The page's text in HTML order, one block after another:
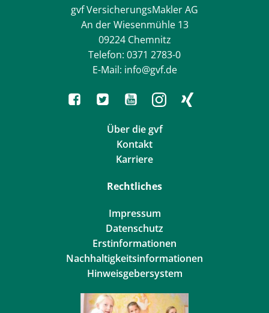
gvf VersicherungsMakler AG
An der Wiesenmühle 13
09224 Chemnitz
Telefon: 0371 2783-0
E-Mail: info@gvf.de
Über die gvf
Kontakt
Karriere
Rechtliches
Impressum
Datenschutz
Erstinformationen
Nachhaltigkeitsinformationen
Hinweisgebersystem